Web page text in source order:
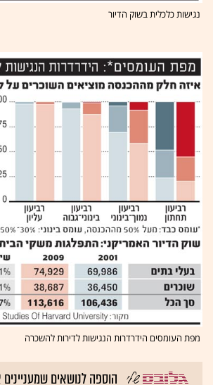
נגישות כלכלית בשוק הדיור
מפת העומסים הידרדרות הנגישות לדירות להשכרה
הוספה לנושאים שמעניינים